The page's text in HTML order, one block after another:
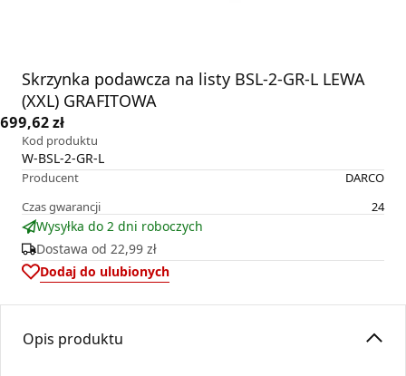
Skrzynka podawcza na listy BSL-2-GR-L LEWA
(XXL) GRAFITOWA
699,62 zł
Kod produktu
W-BSL-2-GR-L
Producent
DARCO
Czas gwarancji
24
Wysyłka do 2 dni roboczych
Dostawa od 22,99 zł
Dodaj do ulubionych
Opis produktu